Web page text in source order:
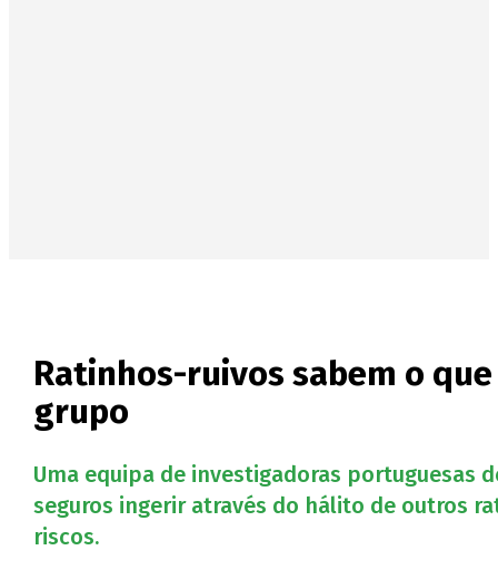
Ratinhos-ruivos sabem o
grupo
Uma equipa de investigadoras portuguesas
seguros ingerir através do hálito de outros
riscos.